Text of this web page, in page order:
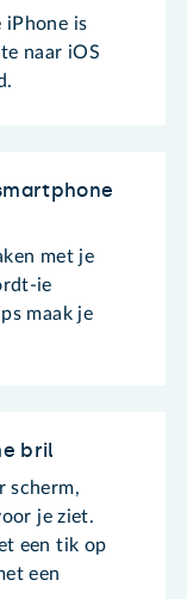
iPhone is
naar iOS
met je
ie
maak je
bril
scherm,
je ziet.
een tik op
een